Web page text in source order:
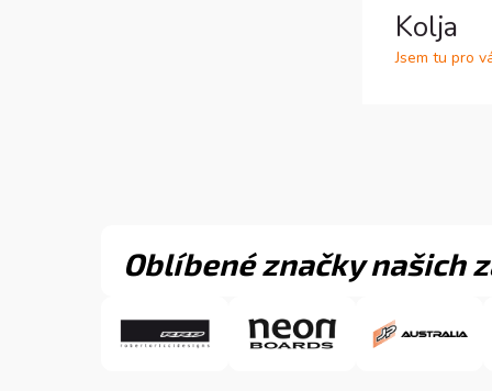
Kolja
Jsem tu pro
Oblíbené značky našich